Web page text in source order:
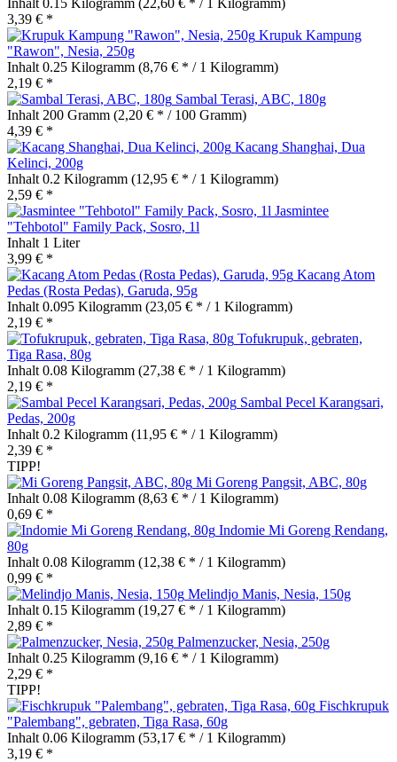
3,39 € *
Krupuk Kampung
"Rawon", Nesia, 250g
Inhalt 0.25 Kilogramm (8,76 € * / 1 Kilogramm)
2,19 € *
Sambal Terasi, ABC, 180g
Inhalt 200 Gramm (2,20 € * / 100 Gramm)
4,39 € *
Kacang Shanghai, Dua
Kelinci, 200g
Inhalt 0.2 Kilogramm (12,95 € * / 1 Kilogramm)
2,59 € *
Jasmintee
"Tehbotol" Family Pack, Sosro, 1l
Inhalt 1 Liter
3,99 € *
Kacang Atom
Pedas (Rosta Pedas), Garuda, 95g
Inhalt 0.095 Kilogramm (23,05 € * / 1 Kilogramm)
2,19 € *
Tofukrupuk, gebraten,
Tiga Rasa, 80g
Inhalt 0.08 Kilogramm (27,38 € * / 1 Kilogramm)
2,19 € *
Sambal Pecel Karangsari,
Pedas, 200g
Inhalt 0.2 Kilogramm (11,95 € * / 1 Kilogramm)
2,39 € *
TIPP!
Mi Goreng Pangsit, ABC, 80g
Inhalt 0.08 Kilogramm (8,63 € * / 1 Kilogramm)
0,69 € *
Indomie Mi Goreng Rendang,
80g
Inhalt 0.08 Kilogramm (12,38 € * / 1 Kilogramm)
0,99 € *
Melindjo Manis, Nesia, 150g
Inhalt 0.15 Kilogramm (19,27 € * / 1 Kilogramm)
2,89 € *
Palmenzucker, Nesia, 250g
Inhalt 0.25 Kilogramm (9,16 € * / 1 Kilogramm)
2,29 € *
TIPP!
Fischkrupuk
"Palembang", gebraten, Tiga Rasa, 60g
Inhalt 0.06 Kilogramm (53,17 € * / 1 Kilogramm)
3,19 € *